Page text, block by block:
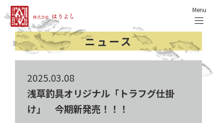
Menu
ニュース
2025.03.08
浅草釣具オリジナル「トラフグ仕掛
け」 今期新発売！！！